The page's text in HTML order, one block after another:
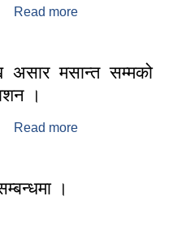
Read more
मसान्त सम्मको
।
Read more
।